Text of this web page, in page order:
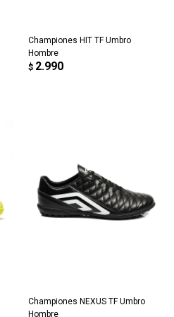
Championes HIT TF Umbro
Hombre
$ 2.990
Championes NEXUS TF Umbro
Hombre